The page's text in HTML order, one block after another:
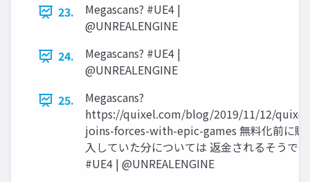
23.
Megascans? #UE4 |
@UNREALENGINE
24.
Megascans? #UE4 |
@UNREALENGINE
25.
Megascans?
https://quixel.com/blog/2019/11/12/
joins-forces-with-epic-games 無料化前に購
入していた分については 返金されるそうです
#UE4 | @UNREALENGINE